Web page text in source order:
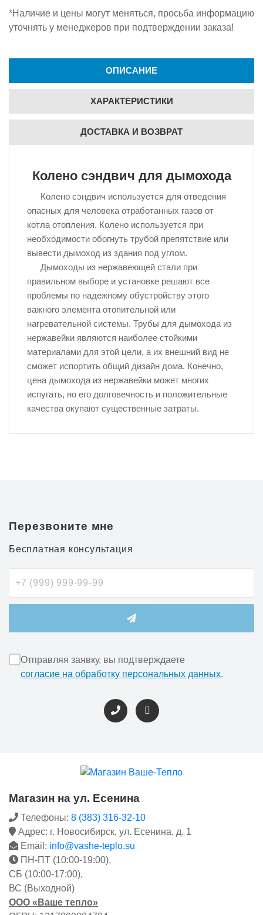
*Наличие и цены могут меняться, просьба информацию
уточнять у менеджеров при подтверждении заказа!
ОПИСАНИЕ
ХАРАКТЕРИСТИКИ
ДОСТАВКА И ВОЗВРАТ
Колено сэндвич для дымохода
Колено сэндвич используется для отведения
опасных для человека отработанных газов от
котла отопления. Колено используется при
необходимости обогнуть трубой препятствие или
вывести дымоход из здания под углом.
Дымоходы из нержавеющей стали при
правильном выборе и установке решают все
проблемы по надежному обустройству этого
важного элемента отопительной или
нагревательной системы. Трубы для дымохода из
нержавейки являются наиболее стойкими
материалами для этой цели, а их внешний вид не
сможет испортить общий дизайн дома. Конечно,
цена дымохода из нержавейки может многих
испугать, но его долговечность и положительные
качества окупают существенные затраты.
Перезвоните мне
Бесплатная консультация
Отправляя заявку, вы подтверждаете
согласие на обработку персональных данных.
Магазин на ул. Есенина
Телефоны: 8 (383) 316-32-10
Адрес: г. Новосибирск, ул. Есенина, д. 1
Email: info@vashe-teplo.su
ПН-ПТ (10:00-19:00),
СБ (10:00-17:00),
ВС (Выходной)
ООО «Ваше тепло»